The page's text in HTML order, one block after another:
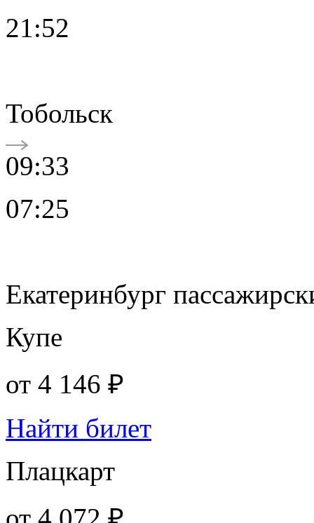
21:52
Тобольск
09:33
07:25
Екатеринбург
Купе
от 4 146 ₽
Найти билет
Плацкарт